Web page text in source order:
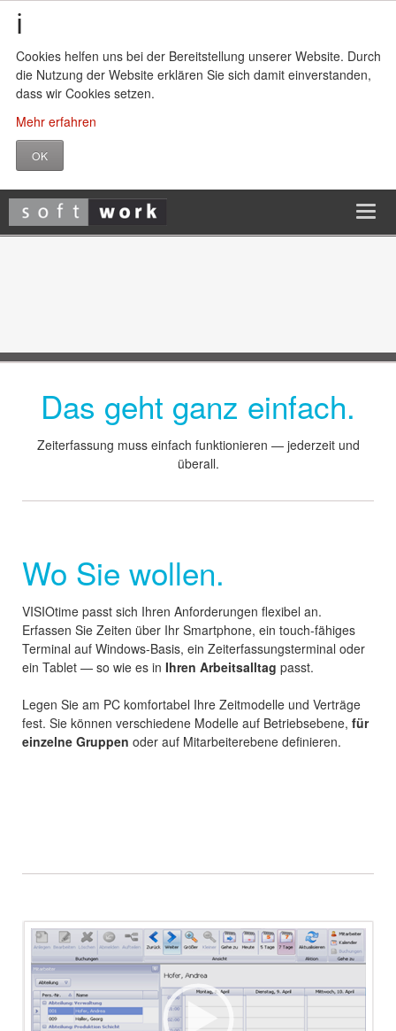
Cookies helfen uns bei der Bereitstellung unserer Website. Durch
die Nutzung der Website erklären Sie sich damit einverstanden,
dass wir Cookies setzen.
Mehr erfahren
OK
Das geht ganz einfach.
Zeiterfassung muss einfach funktionieren — jederzeit und
überall.
Wo Sie wollen.
VISIOtime passt sich Ihren Anforderungen flexibel an.
Erfassen Sie Zeiten über Ihr Smartphone, ein touch-fähiges
Terminal auf Windows-Basis, ein Zeiterfassungsterminal oder
ein Tablet — so wie es in Ihren Arbeitsalltag passt.
Legen Sie am PC komfortabel Ihre Zeitmodelle und Verträge
fest. Sie können verschiedene Modelle auf Betriebsebene, für
einzelne Gruppen oder auf Mitarbeiterebene definieren.
Video
Player